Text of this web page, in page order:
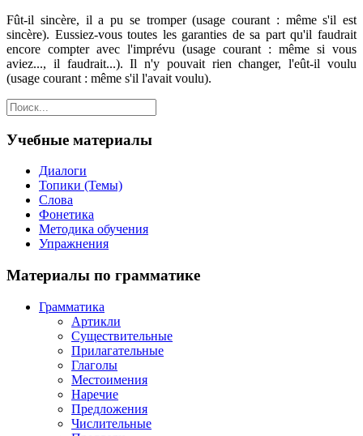
Fût-il sincère, il a pu se tromper (usage courant : même s'il est
sincère). Eussiez-vous toutes les garanties de sa part qu'il faudrait
encore compter avec l'imprévu (usage courant : même si vous
aviez..., il faudrait...). Il n'y pouvait rien changer, l'eût-il voulu
(usage courant : même s'il l'avait voulu).
Учебные материалы
Диалоги
Топики (Темы)
Слова
Фонетика
Методика обучения
Упражнения
Материалы по грамматике
Грамматика
Артикли
Существительные
Прилагательные
Глаголы
Местоимения
Наречие
Предложения
Числительные